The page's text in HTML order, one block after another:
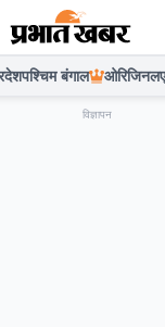
पश्चिम बंगाल ओरिजिनल
विज्ञापन